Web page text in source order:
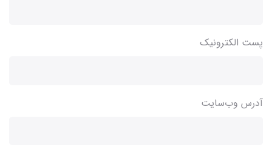
پست الکترونیک
آدرس وب‌سایت